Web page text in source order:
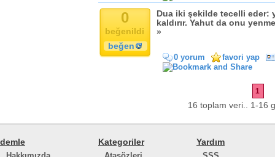
0
beğenildi
beğen
Dua iki şekilde tecelli eder:
kaldırır. Yahut da onu
»
0 yorum favori yap
1
16 toplam veri.. 1-16
demle Kategoriler Yardım